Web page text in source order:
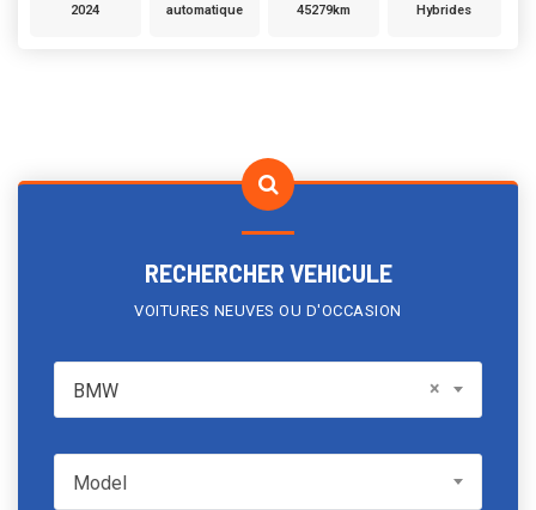
2024 automatique 45279km Hybrides
RECHERCHER VEHICULE
VOITURES NEUVES OU D'OCCASION
BMW ×
BMW
ModelModel